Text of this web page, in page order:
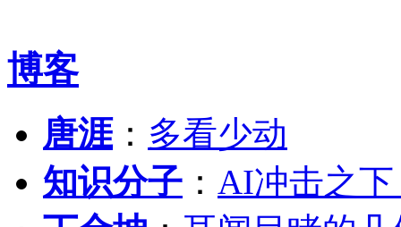
博客
唐涯： 多看少动
知识分子 ： AI冲击之